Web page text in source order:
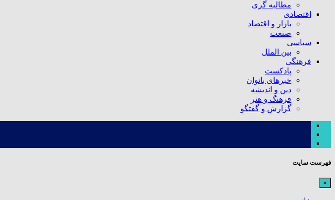
مطالبه گری
اقتصادی
بازار و اقتصاد
صنعت
سیاسی
بین الملل
فرهنگی
پادکست
خبرهای بانوان
دین و اندیشه
فرهنگ و هنر
گزارش و گفتگو
فهرست سایت
×